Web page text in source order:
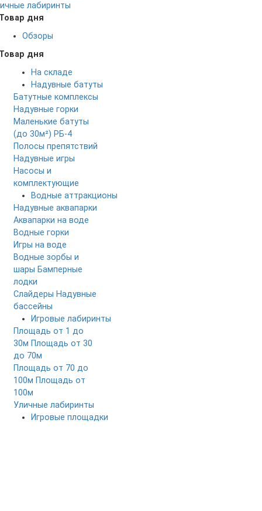
лабиринты
дня
Обзоры
дня
На складе
Надувные батуты
Батутные комплексы
Надувные горки
Маленькие батуты
(до 30м²) РБ-4
Полосы препятствий
Надувные игры
Насосы и
комплектующие
Водные аттракционы
Надувные аквапарки
Аквапарки на воде
Водные горки
Игры на воде
Водные зорбы и
шары Бамперные
лодки
Слайдеры Надувные
бассейны
Игровые лабиринты
Площадь от 1 до
30м Площадь от 30
до 70м
Площадь от 70 до
100м Площадь от
100м
Уличные лабиринты
Игровые площадки